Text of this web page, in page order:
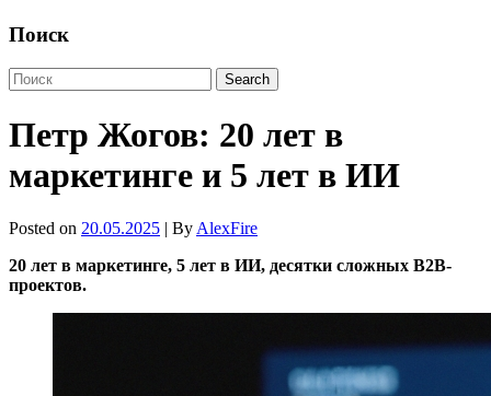
Поиск
Петр Жогов: 20 лет в
маркетинге и 5 лет в ИИ
Posted on 20.05.2025 | By AlexFire
20 лет в маркетинге, 5 лет в ИИ, десятки сложных B2B-
проектов.